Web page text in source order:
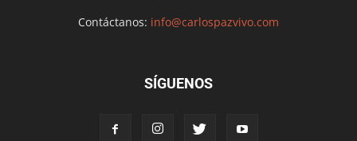
Contáctanos: info@carlospazvivo.com
SÍGUENOS